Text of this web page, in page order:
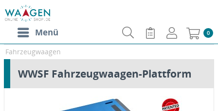
Menü 0
Fahrzeugwaagen
WWSF Fahrzeugwaagen-Plattform